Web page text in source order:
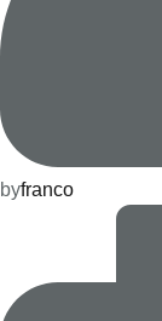
byfranco